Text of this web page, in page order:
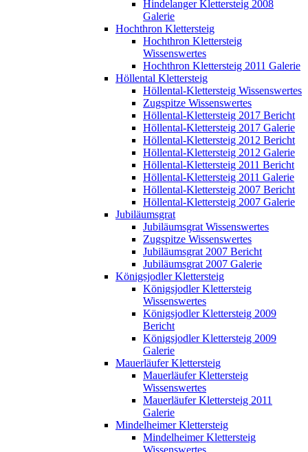
Hindelanger Klettersteig 2008
Galerie
Hochthron Klettersteig
Hochthron Klettersteig
Wissenswertes
Hochthron Klettersteig 2011 Galerie
Höllental Klettersteig
Höllental-Klettersteig Wissenswertes
Zugspitze Wissenswertes
Höllental-Klettersteig 2017 Bericht
Höllental-Klettersteig 2017 Galerie
Höllental-Klettersteig 2012 Bericht
Höllental-Klettersteig 2012 Galerie
Höllental-Klettersteig 2011 Bericht
Höllental-Klettersteig 2011 Galerie
Höllental-Klettersteig 2007 Bericht
Höllental-Klettersteig 2007 Galerie
Jubiläumsgrat
Jubiläumsgrat Wissenswertes
Zugspitze Wissenswertes
Jubiläumsgrat 2007 Bericht
Jubiläumsgrat 2007 Galerie
Königsjodler Klettersteig
Königsjodler Klettersteig
Wissenswertes
Königsjodler Klettersteig 2009
Bericht
Königsjodler Klettersteig 2009
Galerie
Mauerläufer Klettersteig
Mauerläufer Klettersteig
Wissenswertes
Mauerläufer Klettersteig 2011
Galerie
Mindelheimer Klettersteig
Mindelheimer Klettersteig
Wissenswertes